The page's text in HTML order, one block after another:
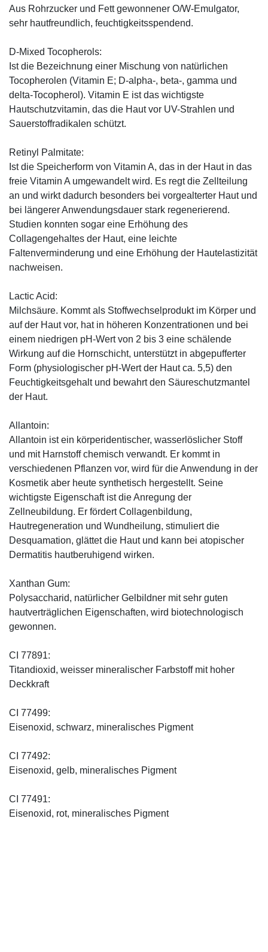
Aus Rohrzucker und Fett gewonnener O/W-Emulgator,
sehr hautfreundlich, feuchtigkeitsspendend.
D-Mixed Tocopherols:
Ist die Bezeichnung einer Mischung von natürlichen
Tocopherolen (Vitamin E; D-alpha-, beta-, gamma und
delta-Tocopherol). Vitamin E ist das wichtigste
Hautschutzvitamin, das die Haut vor UV-Strahlen und
Sauerstoffradikalen schützt.
Retinyl Palmitate:
Ist die Speicherform von Vitamin A, das in der Haut in das
freie Vitamin A umgewandelt wird. Es regt die Zellteilung
an und wirkt dadurch besonders bei vorgealterter Haut und
bei längerer Anwendungsdauer stark regenerierend.
Studien konnten sogar eine Erhöhung des
Collagengehaltes der Haut, eine leichte
Faltenverminderung und eine Erhöhung der Hautelastizität
nachweisen.
Lactic Acid:
Milchsäure. Kommt als Stoffwechselprodukt im Körper und
auf der Haut vor, hat in höheren Konzentrationen und bei
einem niedrigen pH-Wert von 2 bis 3 eine schälende
Wirkung auf die Hornschicht, unterstützt in abgepufferter
Form (physiologischer pH-Wert der Haut ca. 5,5) den
Feuchtigkeitsgehalt und bewahrt den Säureschutzmantel
der Haut.
Allantoin:
Allantoin ist ein körperidentischer, wasserlöslicher Stoff
und mit Harnstoff chemisch verwandt. Er kommt in
verschiedenen Pflanzen vor, wird für die Anwendung in der
Kosmetik aber heute synthetisch hergestellt. Seine
wichtigste Eigenschaft ist die Anregung der
Zellneubildung. Er fördert Collagenbildung,
Hautregeneration und Wundheilung, stimuliert die
Desquamation, glättet die Haut und kann bei atopischer
Dermatitis hautberuhigend wirken.
Xanthan Gum:
Polysaccharid, natürlicher Gelbildner mit sehr guten
hautverträglichen Eigenschaften, wird biotechnologisch
gewonnen.
CI 77891:
Titandioxid, weisser mineralischer Farbstoff mit hoher
Deckkraft
CI 77499:
Eisenoxid, schwarz, mineralisches Pigment
CI 77492:
Eisenoxid, gelb, mineralisches Pigment
CI 77491:
Eisenoxid, rot, mineralisches Pigment